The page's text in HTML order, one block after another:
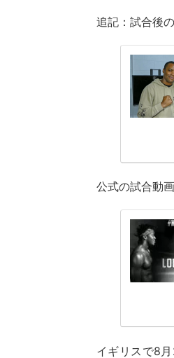
追記：試合後
公式の試合動
イギリスで8